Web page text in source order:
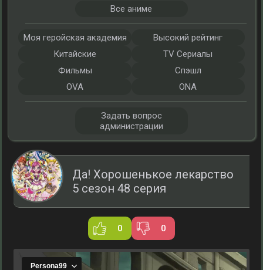
Да! Хорошенькое лекарство
5 сезон 48 серия
0 0
Все аниме
Моя геройская академия
Высокий рейтинг
Китайские
TV Сериалы
Фильмы
Спэшл
OVA
ONA
Задать вопрос
администрации